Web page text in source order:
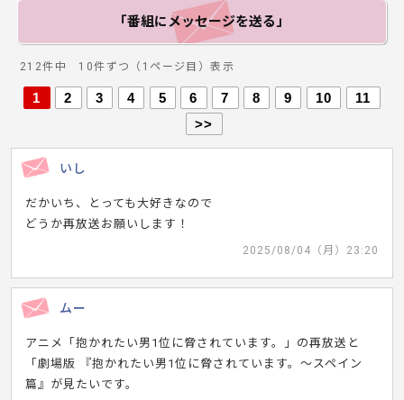
「番組にメッセージを送る」
212件中 10件ずつ（1ページ目）表示
1 2 3 4 5 6 7 8 9 10
11
>>
いし
だかいち、とっても大好きなので
どうか再放送お願いします！
2025/08/04（月）23:20
ムー
アニメ「抱かれたい男1位に脅されています。」の再放送と
「劇場版 『抱かれたい男1位に脅されています。〜スペイン
篇』が見たいです。